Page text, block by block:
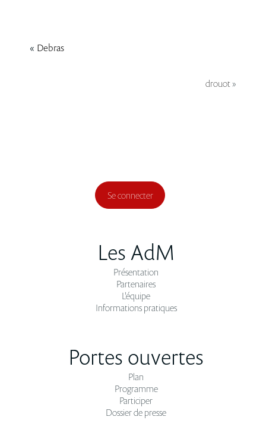
« Debras
drouot»
Se connecter
Les AdM
Présentation
Partenaires
L'équipe
Informations pratiques
Portes ouvertes
Plan
Programme
Participer
Dossier de presse